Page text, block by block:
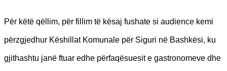
Për këtë qëllim, për fillim të kësaj fushate si audience kemi
përzgjedhur Këshillat Komunale për Siguri në Bashkësi, ku
gjithashtu janë ftuar edhe përfaqësuesit e gastronomeve dhe